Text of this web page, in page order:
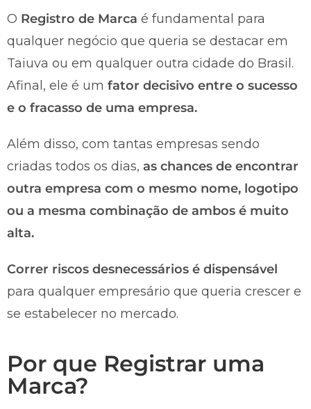
O Registro de Marca é fundamental para
qualquer negócio que queria se destacar em
Taiuva ou em qualquer outra cidade do Brasil.
Afinal, ele é um fator decisivo entre o sucesso
e o fracasso de uma empresa.
Além disso, com tantas empresas sendo
criadas todos os dias, as chances de encontrar
outra empresa com o mesmo nome, logotipo
ou a mesma combinação de ambos é muito
alta.
Correr riscos desnecessários é dispensável
para qualquer empresário que queria crescer e
se estabelecer no mercado.
Por que Registrar uma
Marca?